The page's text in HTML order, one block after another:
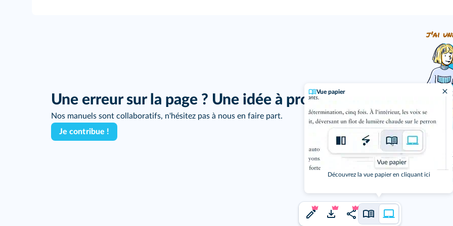
Vue papier
Découvrez la vue papier en cliquant ici
Une erreur sur la page ? Une idée à proposer ?
Nos manuels sont collaboratifs, n'hésitez pas à nous en faire part.
Je contribue !
j'ai